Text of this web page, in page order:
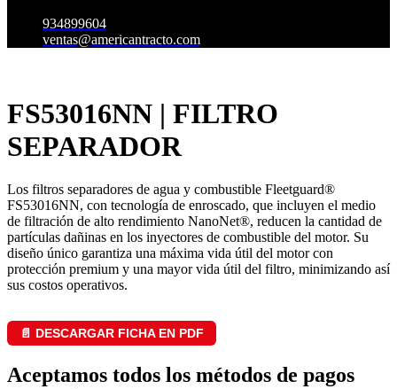
934899604
ventas@americantracto.com
FS53016NN | FILTRO
SEPARADOR
Los filtros separadores de agua y combustible Fleetguard®
FS53016NN, con tecnología de enroscado, que incluyen el medio
de filtración de alto rendimiento NanoNet®, reducen la cantidad de
partículas dañinas en los inyectores de combustible del motor. Su
diseño único garantiza una máxima vida útil del motor con
protección premium y una mayor vida útil del filtro, minimizando así
sus costos operativos.
📄 DESCARGAR FICHA EN PDF
Aceptamos todos los métodos de pagos